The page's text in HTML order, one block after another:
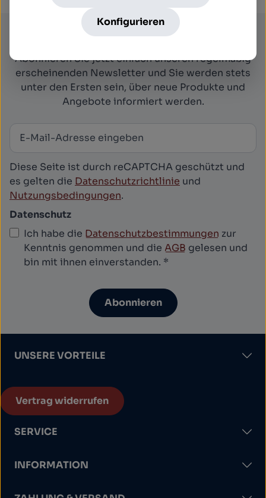
Newsletter
Abonnieren Sie jetzt einfach unseren regelmäßig
erscheinenden Newsletter und Sie werden stets
unter den Ersten sein, über neue Produkte und
Angebote informiert werden.
Newsletter abonnieren
Diese Seite ist durch reCAPTCHA geschützt und
es gelten die Datenschutzrichtlinie und
Nutzungsbedingungen.
Datenschutz
Ich habe die Datenschutzbestimmungen zur
Kenntnis genommen und die AGB gelesen und
bin mit ihnen einverstanden. *
Abonnieren
UNSERE VORTEILE
Vertrag widerrufen
SERVICE
INFORMATION
Konfigurieren